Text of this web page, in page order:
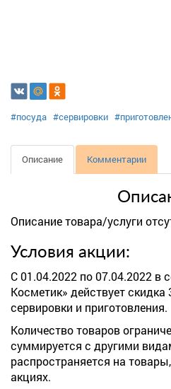
#посуда #сервировки
Описание Комментарии
Описание товара/услуги
Условия акции:
С 01.04.2022 по 07.04.2022 в
Косметик» действует скидка
сервировки и приготовления.
Количество товаров
суммируется с другими
распространяется на
акциях.